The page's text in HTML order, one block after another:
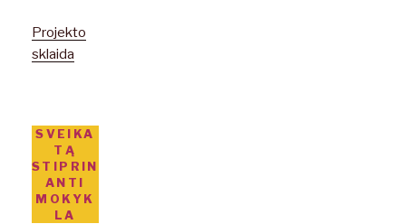
Projekto
sklaida
SVEIKA
TĄ
STIPRIN
ANTI
MOKYK
LA